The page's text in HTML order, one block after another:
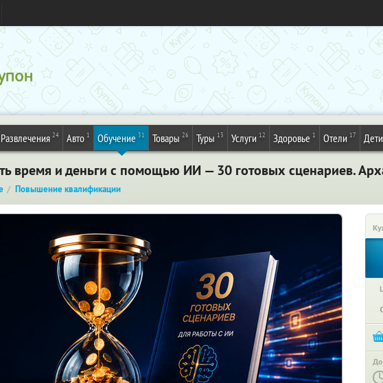
Развлечения 24 Авто 1 Обучение 31 Товары 26 Туры 13 Услуги 12 Здоровье 1 Отели 17 Дети
время и деньги с помощью ИИ — 30 готовых сценариев.
Повышение квалификации
До